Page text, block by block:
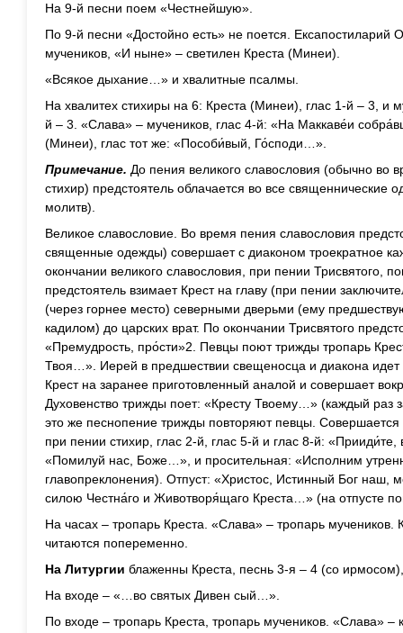
На 9-й песни поем «Честнейшую».
По 9-й песни «Достойно есть» не поется. Ексапостиларий
мучеников, «И ныне» – светилен Креста (Минеи).
«Всякое дыхание…» и хвалитные псалмы.
На хвалитех стихиры на 6: Креста (Минеи), глас 1-й – 3, и
й – 3. «Слава» – мучеников, глас 4-й: «На Маккаве́и
(Минеи), глас тот же: «Пособи́вый, Го́споди…».
Примечание. До пения великого славословия (обычно во
стихир) предстоятель облачается во все священнические
молитв).
Великое славословие. Во время пения славословия
священные одежды) совершает с диаконом троекратное
окончании великого славословия, при пении Трисвятого,
предстоятель взимает Крест на главу (при пении
(через горнее место) северными дверьми (ему
кадилом) до царских врат. По окончании Трисвятого
«Премудрость, про́сти»2. Певцы поют трижды тропарь
Твоя…». Иерей в предшествии свещеносца и диакона идет
Крест на заранее приготовленный аналой и совершает
Духовенство трижды поет: «Кресту Твоему…» (каждый
это же песнопение трижды повторяют певцы. Совершается
при пении стихир, глас 2-й, глас 5-й и глас 8-й:
«Помилуй нас, Боже…», и просительная: «Исполним
главопреклонения). Отпуст: «Христос, Истинный Бог
силою Честна́го и Животворя́щаго Креста…» (на отпусте
На часах – тропарь Креста. «Слава» – тропарь мучеников.
читаются попеременно.
На Литургии блаженны Креста, песнь 3-я – 4 (со
На входе – «…во святых Дивен сый…».
По входе – тропарь Креста, тропарь мучеников. «Слава» –